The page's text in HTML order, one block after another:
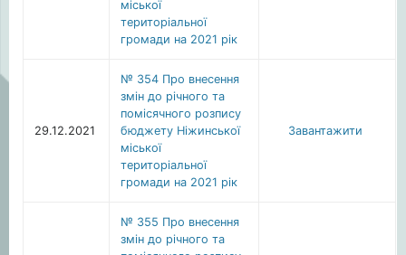
міської
територіальної
громади на 2021 рік
29.12.2021
№ 354 Про внесення
змін до річного та
помісячного розпису
бюджету Ніжинської
міської
територіальної
громади на 2021 рік
Завантажити
№ 355 Про внесення
змін до річного та